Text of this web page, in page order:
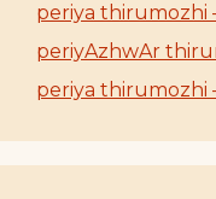
periya thirumozhi
periyAzhwAr
periya thirumozhi